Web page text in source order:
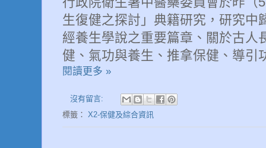
生復健之探討」典籍研究，研究中
經養生學說之重要篇章、關於古人
健、氣功與養生、推拿保健、導引
閱讀更多 »
沒有留言:
標籤： X2-保健及綜合資訊